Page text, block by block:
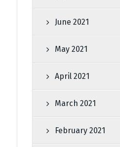
June 2021
May 2021
April 2021
March 2021
February 2021